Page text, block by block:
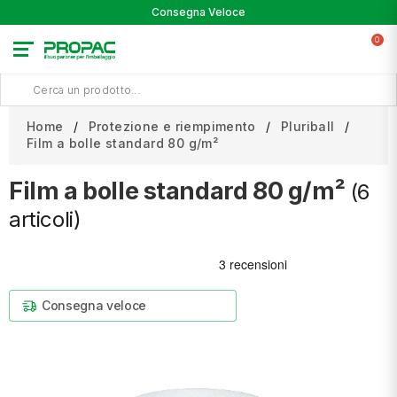
0
Consegna Veloce
Home Protezione e riempimento
Pluriball
Film a bolle standard 80 g/m²
Film a bolle standard 80 g/m² (6
articoli)
Consegna veloce